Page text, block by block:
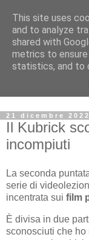
Commenti e
Segnalazione di
mostre e
21 dicembre 2022
Il Kubrick
incompiuti
La seconda
serie di
incentrata sui film
È divisa in due
sconosciuti che
This site uses
and to analyze
shared with
metrics to
statistics, and to